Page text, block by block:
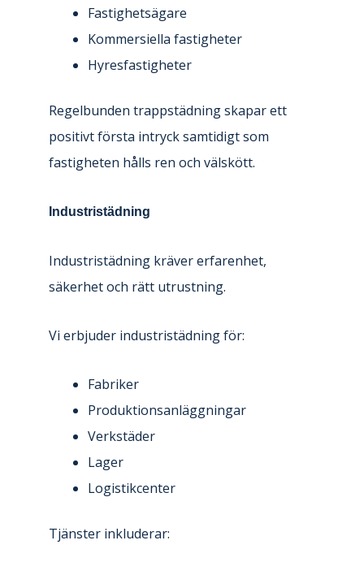
Fastighetsägare
Kommersiella fastigheter
Hyresfastigheter
Regelbunden trappstädning skapar ett
positivt första intryck samtidigt som
fastigheten hålls ren och välskött.
Industristädning
Industristädning kräver erfarenhet,
säkerhet och rätt utrustning.
Vi erbjuder industristädning för:
Fabriker
Produktionsanläggningar
Verkstäder
Lager
Logistikcenter
Tjänster inkluderar: